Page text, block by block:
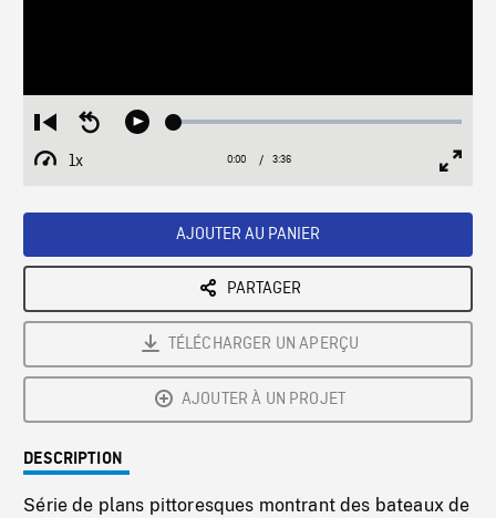
Restart
from
beginning
Seek
Play Loaded:
1x
Playback
Current
0:00 / Duration
3:36
AJOUTER AU PANIER
PARTAGER
TÉLÉCHARGER UN APERÇU
AJOUTER À UN PROJET
DESCRIPTION
Série de plans pittoresques montrant des bateaux de